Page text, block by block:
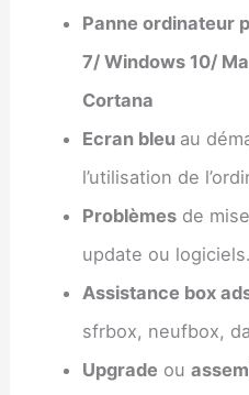
Panne ordinateur
7/ Windows 10/
Cortana
Ecran bleu au
l’utilisation de
Problèmesde
update ou logiciels.
Assistance box
sfrbox, neufbox,
Upgrade ou